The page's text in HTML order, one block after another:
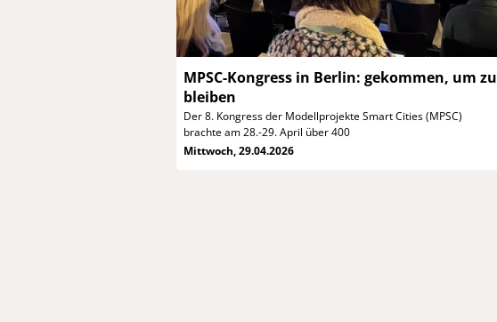
MPSC-Kongress in Berlin: gekommen, um zu
bleiben
Der 8. Kongress der Modellprojekte Smart Cities (MPSC)
brachte am 28.-29. April über 400
Mittwoch, 29.04.2026